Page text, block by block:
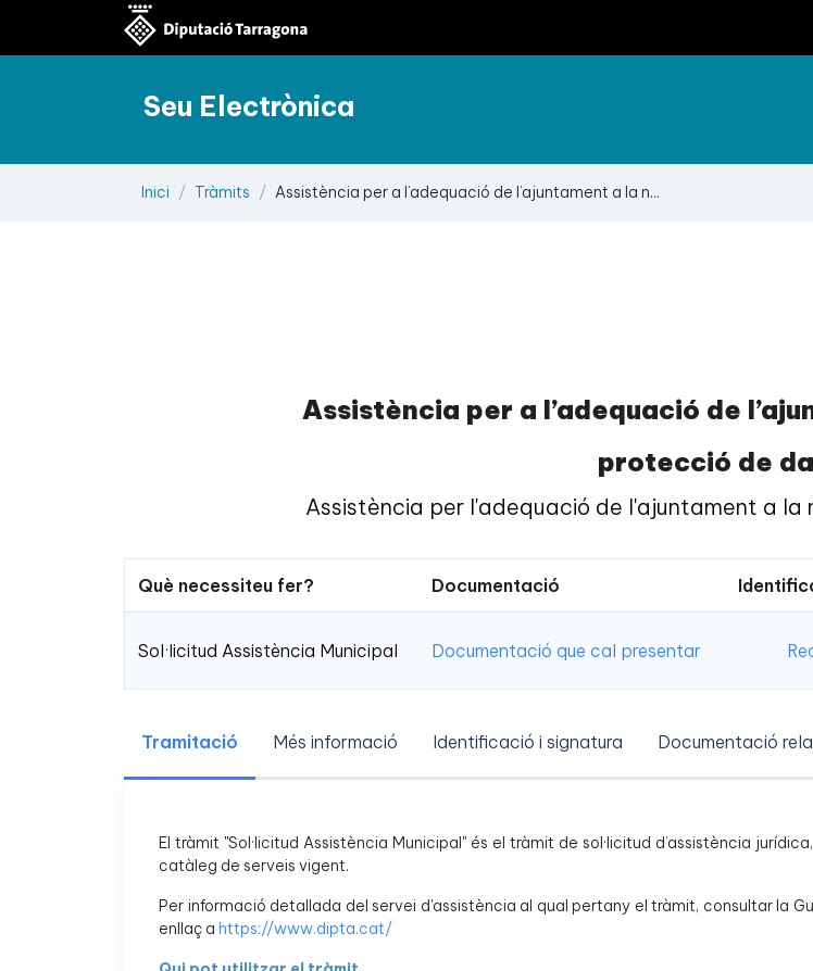
Seu Electrònica
Inici Tràmits Assistència per a l’adequació de l’ajuntament a la n...
Assistència per a l’adequació de
protecció de
Assistència per l'adequació de l'ajuntament a
Què necessiteu fer? Documentació
Sol·licitud Assistència Municipal Documentació que cal presentar
Tramitació Més informació Identificació i signatura Documentació
El tràmit "Sol·licitud Assistència Municipal" és el tràmit de sol·licitud d’assistència
catàleg de serveis vigent.
Per informació detallada del servei d'assistència al qual pertany el tràmit, consultar la
enllaç a https://www.dipta.cat/